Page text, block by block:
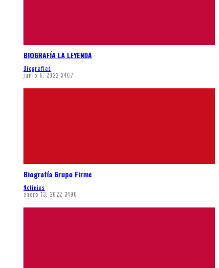
BIOGRAFÍA LA LEYENDA
Biografias
junio 5, 2022 3407
Biografía Grupo Firme
Noticias
enero 13, 2022 3490